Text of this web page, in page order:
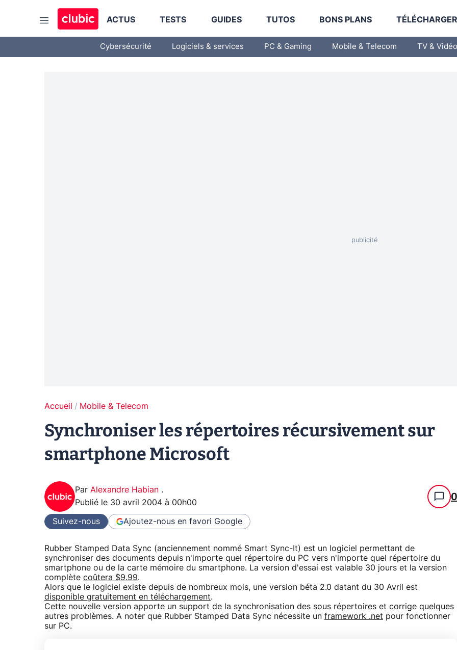
ACTUS TESTS GUIDES TUTOS BONS PLANS
Cybersécurité Logiciels & services PC & Gaming Mobile & Telecom TV & Vidéo
Accueil Mobile & Telecom
Synchroniser les répertoires récursivement sur
smartphone Microsoft
Par Alexandre Habian .
Publié le 30 avril 2004 à 00h00 0
Suivez-nous Ajoutez-nous en favori Google
Rubber Stamped Data Sync (anciennement nommé Smart Sync-It) est un logiciel permettant de
synchroniser des documents depuis n'importe quel répertoire du PC vers n'importe quel répertoire du
smartphone ou de la carte mémoire du smartphone. La version d'essai est valable 30 jours et la version
complète coûtera $9.99.
Alors que le logiciel existe depuis de nombreux mois, une version béta 2.0 datant du 30 Avril est
disponible gratuitement en téléchargement.
Cette nouvelle version apporte un support de la synchronisation des sous répertoires et corrige quelques
autres problèmes. A noter que Rubber Stamped Data Sync nécessite un framework .net pour fonctionner
sur PC.